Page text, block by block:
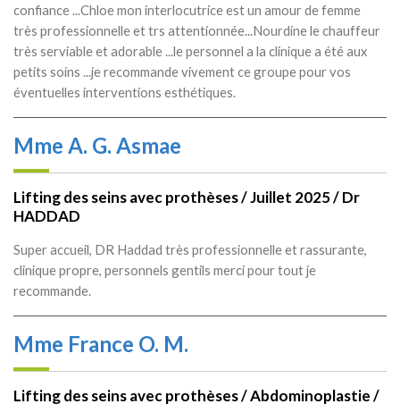
confiance ...Chloe mon interlocutrice est un amour de femme
très professionnelle et trs attentionnée...Nourdine le chauffeur
très serviable et adorable ...le personnel a la clinique a été aux
petits soins ...je recommande vivement ce groupe pour vos
éventuelles interventions esthétiques.
Mme A. G. Asmae
Lifting des seins avec prothèses / Juillet 2025 / Dr
HADDAD
Super accueil, DR Haddad très professionnelle et rassurante,
clinique propre, personnels gentils merci pour tout je
recommande.
Mme France O. M.
Lifting des seins avec prothèses / Abdominoplastie /